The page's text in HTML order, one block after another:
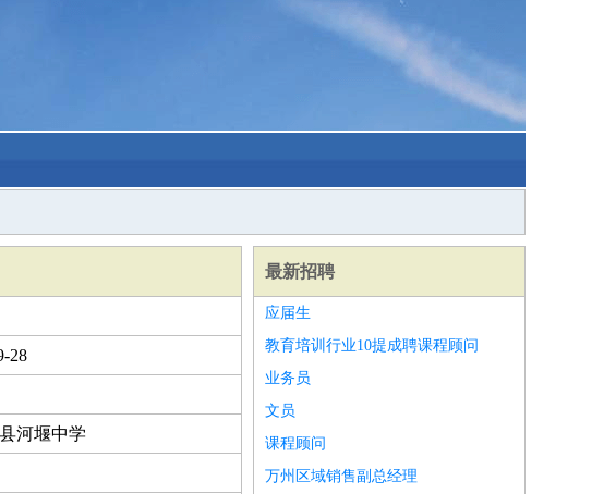
28
河堰中学
最新招聘
应届生
教育培训行业10提成聘课程顾问
业务员
文员
课程顾问
万州区域销售副总经理